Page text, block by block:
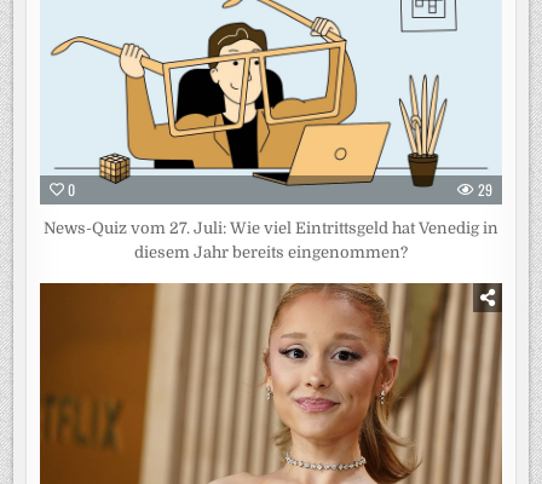
0 29
News-Quiz vom 27. Juli: Wie viel Eintrittsgeld hat Venedig in
diesem Jahr bereits eingenommen?